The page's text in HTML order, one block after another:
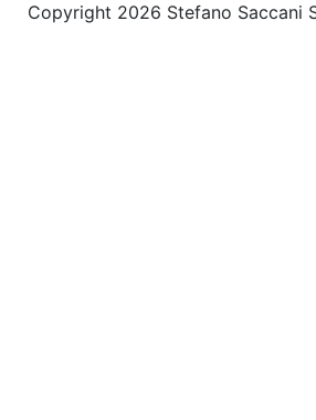
Copyright 2026 Stefano Saccani